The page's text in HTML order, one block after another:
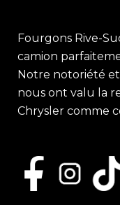
Fourgons Rive-
camion
Notre notoriété
nous ont valu la
Chrysler comme